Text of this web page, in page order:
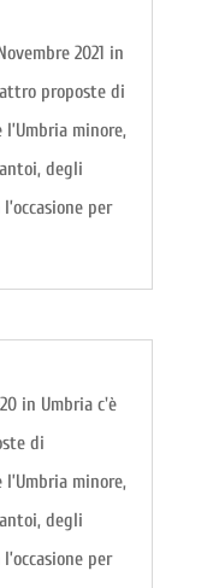
2021 in
proposte di
minore,
degli
per
in Umbria c'è
di
minore,
degli
per